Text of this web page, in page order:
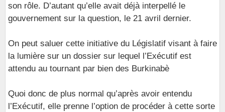
son rôle. D’autant qu’elle avait déjà interpellé le
gouvernement sur la question, le 21 avril dernier.
On peut saluer cette initiative du Législatif visant à faire
la lumière sur un dossier sur lequel l’Exécutif est
attendu au tournant par bien des Burkinabè
Quoi donc de plus normal qu’après avoir entendu
l’Exécutif, elle prenne l’option de procéder à cette sorte